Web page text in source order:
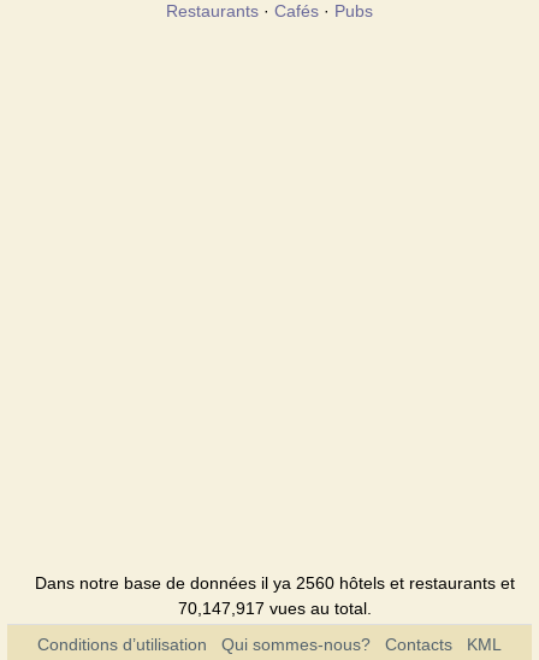
Restaurants · Cafés · Pubs
Dans notre base de données il ya 2560 hôtels et restaurants et
70,147,917 vues au total.
Conditions d’utilisation
Qui sommes-nous? Contacts KML